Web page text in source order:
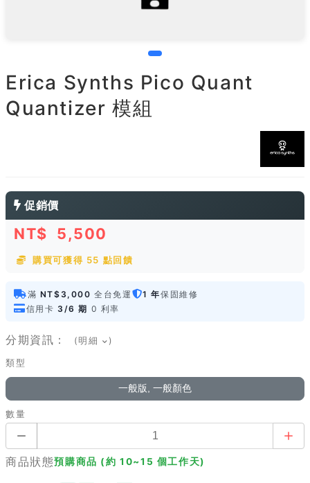
Erica Synths Pico Quant
Quantizer 模組
促銷價
NT$ 5,500
購買可獲得 55 點回饋
滿 NT$3,000 全台免運 1 年保固維修
信用卡 3/6 期 0 利率
分期資訊： (明細 )
類型
一般版, 一般顏色
數量
商品狀態預購商品 (約 10~15 個工作天)